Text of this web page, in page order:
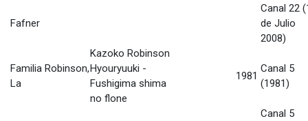
Fafner
Canal 22
de Julio
2008)
Familia Robinson,
La
Kazoko Robinson
Hyouryuuki -
Fushigima shima
no flone
1981
Canal 5
(1981)
Canal 5